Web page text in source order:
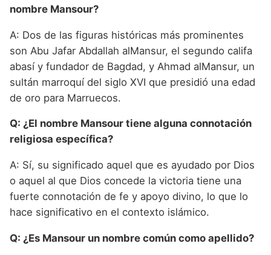
nombre Mansour?
A: Dos de las figuras históricas más prominentes
son Abu Jafar Abdallah alMansur, el segundo califa
abasí y fundador de Bagdad, y Ahmad alMansur, un
sultán marroquí del siglo XVI que presidió una edad
de oro para Marruecos.
Q: ¿El nombre Mansour tiene alguna connotación
religiosa específica?
A: Sí, su significado aquel que es ayudado por Dios
o aquel al que Dios concede la victoria tiene una
fuerte connotación de fe y apoyo divino, lo que lo
hace significativo en el contexto islámico.
Q: ¿Es Mansour un nombre común como apellido?